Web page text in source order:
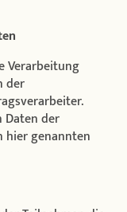
Verarbeitung
der
Daten der
hier genannten